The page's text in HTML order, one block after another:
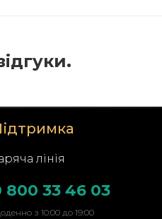
лінія
800 33 46 03
з 10:00 до 19:00